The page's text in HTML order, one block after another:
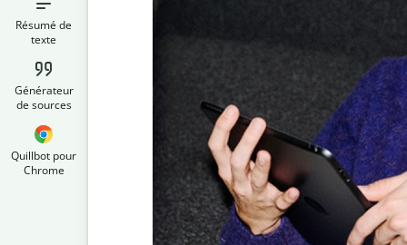
Résumé de
texte
Générateur
de sources
Quillbot pour
Chrome